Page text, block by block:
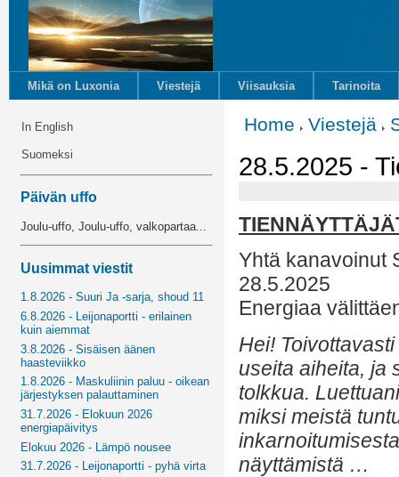
Mikä on Luxonia Viestejä Viisauksia Tarinoita
In English
Suomeksi
Päivän uffo
Joulu-uffo, Joulu-uffo, valkopartaa...
Uusimmat viestit
1.8.2026 - Suuri Ja -sarja, shoud 11
6.8.2026 - Leijonaportti - erilainen
kuin aiemmat
3.8.2026 - Sisäisen äänen
haasteviikko
1.8.2026 - Maskuliinin paluu - oikean
järjestyksen palauttaminen
31.7.2026 - Elokuun 2026
energiapäivitys
Elokuu 2026 - Lämpö nousee
31.7.2026 - Leijonaportti - pyhä virta
Home Viestejä
28.5.2025 -
Yhtä kanavoinut
28.5.2025
Energiaa
Hei!
useita aiheita, ja
tolkkua.
miksi meistä
näyttämistä …